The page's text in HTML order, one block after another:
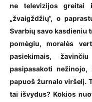
ne televizijos greitai
„žvaigždžių“, o
Svarbių savo kasdieniu
pomėgiu, moralės
pasiekimais,
pasipasakoti
papuoš žurnalo viršelį.
tai išvydus? Kokios